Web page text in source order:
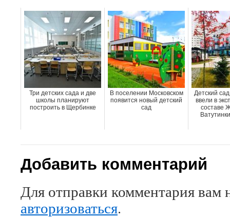
Три детских сада и две
школы планируют
построить в Щербинке
В поселении Московском
появится новый детский
сад
Детский
ввели в
составе
Добавить комментарий
Для отправки комментария вам
авторизоваться.